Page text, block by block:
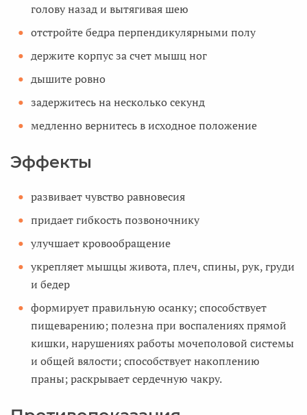
голову назад и вытягивая шею
отстройте бедра перпендикулярными полу
держите корпус за счет мышц ног
дышите ровно
задержитесь на несколько секунд
медленно вернитесь в исходное положение
Эффекты
развивает чувство равновесия
придает гибкость позвоночнику
улучшает кровообращение
укрепляет мышцы живота, плеч, спины, рук, груди
и бедер
формирует правильную осанку; способствует
пищеварению; полезна при воспалениях прямой
кишки, нарушениях работы мочеполовой системы
и общей вялости; способствует накоплению
праны; раскрывает сердечную чакру.